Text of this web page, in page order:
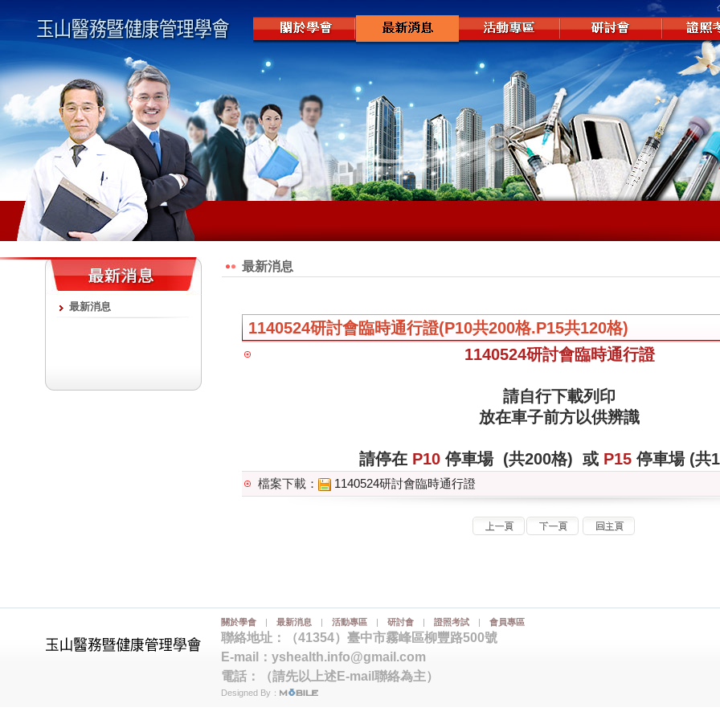
最新消息
最新消息
1140524研討會臨時通行證(P10共200格.P15共120格)
1140524研討會臨時通行證
請自行下載列印
放在車子前方以供辨識
請停在 P10 停車場 (共200格) 或 P15 停車場 (共
檔案下載： 1140524研討會臨時通行證
關於學會 | 最新消息 | 活動專區 | 研討會 | 證照考試 | 會員專區
聯絡地址：（41354）臺中市霧峰區柳豐路500號
E-mail： yshealth.info@gmail.com
電話：（請先以上述E-mail聯絡為主）
Designed By：